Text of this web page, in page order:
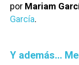
por Mariam
García.
Y además…